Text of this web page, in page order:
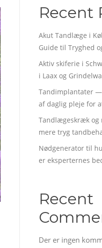
Recent
Akut Tandlæge i
Guide til Tryghed
Aktiv skiferie i
i Laax og
Tandimplantater
af daglig pleje for
Tandlægeskræk og
mere tryg
Nødgenerator til
er eksperternes
Recent
Der er ingen